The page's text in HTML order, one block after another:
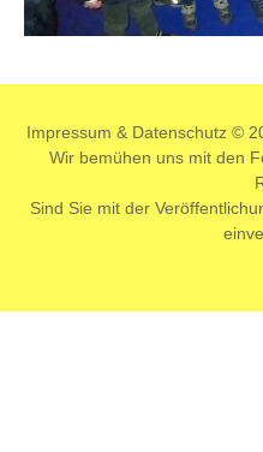
Impressum & Datenschutz ©
Wir bemühen uns mit den
Sind Sie mit der